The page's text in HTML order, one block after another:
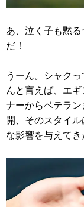
あ、泣く子も黙
だ！
うーん。シャク
んと言えば、エ
ナーからベテラン
開、そのスタイ
な影響を与えてき